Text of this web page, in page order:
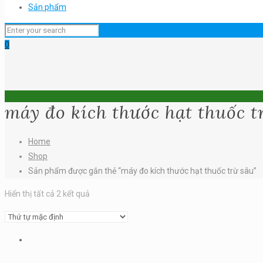
Sản phẩm
0
máy đo kích thước hạt thuốc
Home
Shop
Sản phẩm được gắn thẻ “máy đo kích thước hạt thuốc trừ sâu”
Hiển thị tất cả 2 kết quả